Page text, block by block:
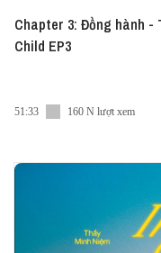
Chapter 3: Đồng hành -
Child EP3
51:33 160 N lượt xem